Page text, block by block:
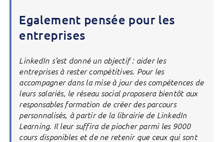
Egalement pensée pour les
entreprises
LinkedIn s’est donné un objectif : aider les
entreprises à rester compétitives. Pour les
accompagner dans la mise à jour des compétences de
leurs salariés, le réseau social proposera bientôt aux
responsables formation de créer des parcours
personnalisés, à partir de la librairie de LinkedIn
Learning. Il leur suffira de piocher parmi les 9000
cours disponibles et de ne retenir que ceux qui sont